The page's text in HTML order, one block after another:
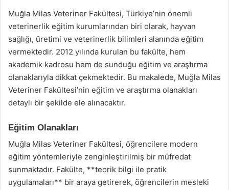
Muğla Milas Veteriner Fakültesi, Türkiye’nin önemli
veterinerlik eğitim kurumlarından biri olarak, hayvan
sağlığı, üretimi ve veterinerlik bilimleri alanında eğitim
vermektedir. 2012 yılında kurulan bu fakülte, hem
akademik kadrosu hem de sunduğu eğitim ve araştırma
olanaklarıyla dikkat çekmektedir. Bu makalede, Muğla Milas
Veteriner Fakültesi’nin eğitim ve araştırma olanakları
detaylı bir şekilde ele alınacaktır.
Eğitim Olanakları
Muğla Milas Veteriner Fakültesi, öğrencilere modern
eğitim yöntemleriyle zenginleştirilmiş bir müfredat
sunmaktadır. Fakülte, **teorik bilgi ile pratik
uygulamaları** bir araya getirerek, öğrencilerin mesleki